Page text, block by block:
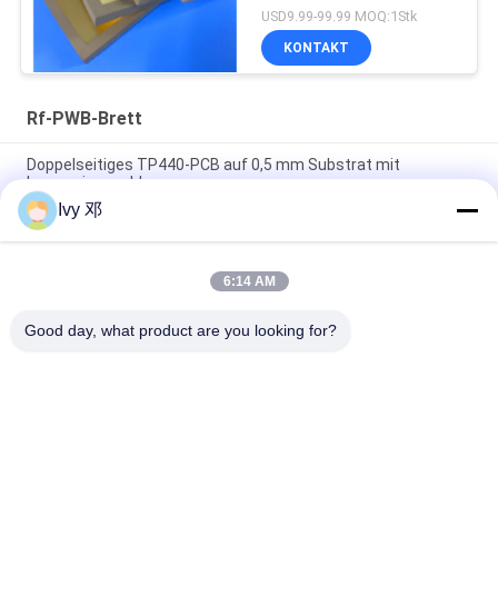
Hochfrequenzschaltungen
USD9.99-99.99 MOQ:1Stk
KONTAKT
Rf-PWB-Brett
Doppelseitiges TP440-PCB auf 0,5 mm Substrat mit
Immersionsgold
Doppelseitiges CER-10 Hochfrequenz-PCB 30 Millimeter
Laminat-Immersionssilber
5 mil Dicke WL-CT300 PCB 2-Schicht schwarz Seidenfläche
Ivy 邓
6:14 AM
Good day, what product are you looking for?